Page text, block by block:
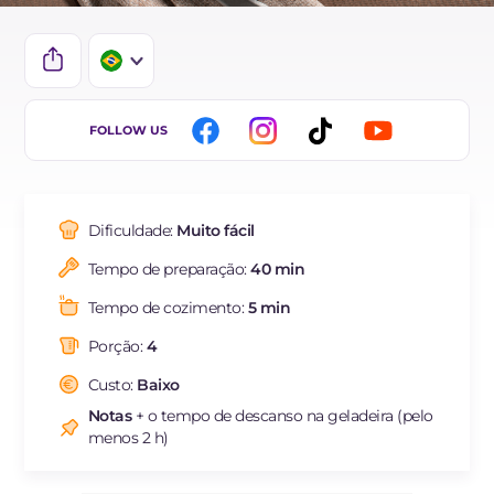
IT
DE
FR
NL
FOLLOW US
Dificuldade: Muito fácil
Tempo de preparação:40 min
Tempo de cozimento:5 min
Porção:4
Custo: Baixo
Notas+ o tempo de descanso na geladeira (pelo
menos 2 h)